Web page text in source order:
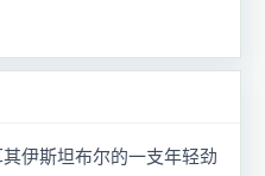
伊斯坦布尔的一支年轻劲